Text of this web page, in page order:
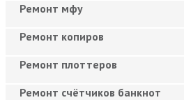
Ремонт мфу
Ремонт копиров
Ремонт плоттеров
Ремонт счётчиков банкнот